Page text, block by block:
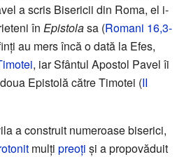
a scris Bisericii din Roma, el i-
în Epistolasa (Romani 16,3-
au mers încă o dată la Efes,
, iar Sfântul Apostol Pavel îi
Epistolă către Timotei (II
a construit numeroase biserici,
mulți preoți și a propovăduit